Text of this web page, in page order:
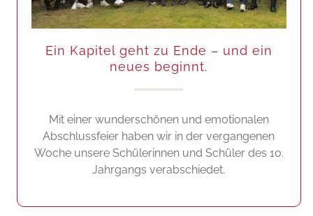
Ein Kapitel geht zu Ende – und ein
neues beginnt.
Mit einer wunderschönen und emotionalen
Abschlussfeier haben wir in der vergangenen
Woche unsere Schülerinnen und Schüler des 10.
Jahrgangs verabschiedet.